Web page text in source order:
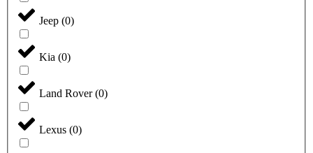
Jeep (0)
Kia (0)
Land Rover(0)
Lexus (0)